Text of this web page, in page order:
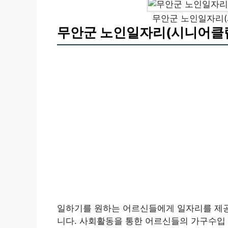
무안군 노인일자리
무안군 노인일자리(시니어
일하기를 원하는 어르신들에게 일자리를
니다. 사회활동을 통한 어르신들의 가구수